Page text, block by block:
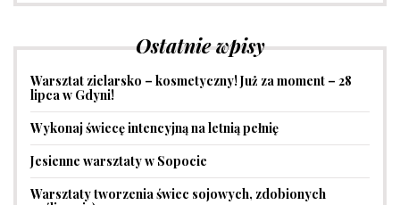
Ostatnie wpisy
Warsztat zielarsko – kosmetyczny! Już za moment – 28
lipca w Gdyni!
Wykonaj świecę intencyjną na letnią pełnię
Jesienne warsztaty w Sopocie
Warsztaty tworzenia świec sojowych, zdobionych